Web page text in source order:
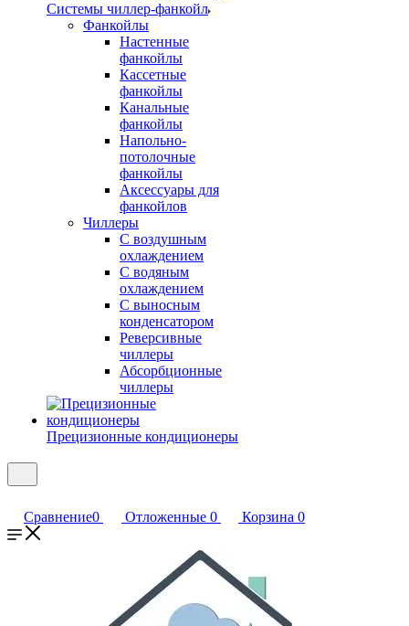
Системы чиллер-фанкойл
Фанкойлы
Настенные
фанкойлы
Кассетные
фанкойлы
Канальные
фанкойлы
Напольно-
потолочные
фанкойлы
Аксессуары для
фанкойлов
Чиллеры
С воздушным
охлаждением
С водяным
охлаждением
С выносным
конденсатором
Реверсивные
чиллеры
Абсорбционные
чиллеры
Прецизионные кондиционеры
Сравнение0 Отложенные 0 Корзина 0